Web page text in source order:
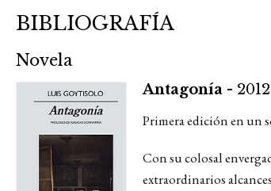
BIBLIOGRAFÍA
Novela
Antagonía - 2012
Primera edición en un
Con su colosal
extraordinarios